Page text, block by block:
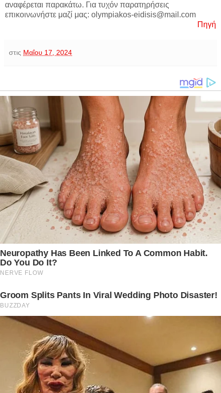
αναφέρεται παρακάτω. Για τυχόν παρατηρήσεις
επικοινωνήστε μαζί μας: olympiakos-eidisis@mail.com
Πηγή
στις Μαΐου 17, 2024